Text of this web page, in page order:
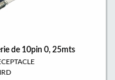
de 10pin 0, 25mts